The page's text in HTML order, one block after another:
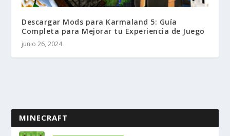
Descargar Mods para Karmaland 5: Guía
Completa para Mejorar tu Experiencia de Juego
junio 26, 2024
MINECRAFT